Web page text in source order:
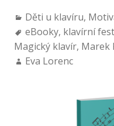
Děti u klavíru,
eBooky, klavírní
Magický klavír, Marek
Eva Lorenc